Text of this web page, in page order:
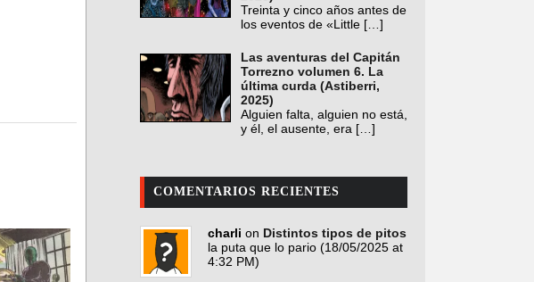
Treinta y cinco años antes de
los eventos de «Little […]
Las aventuras del Capitán
Torrezno volumen 6. La
última curda (Astiberri,
2025)
Alguien falta, alguien no está,
y él, el ausente, era […]
COMENTARIOS RECIENTES
charli on Distintos tipos de pitos
la puta que lo pario (18/05/2025 at
4:32 PM)